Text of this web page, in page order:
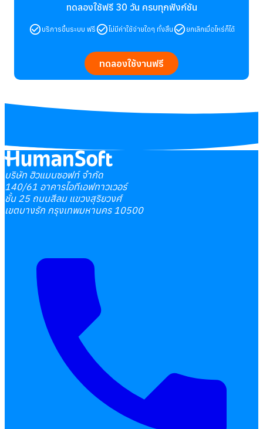
ทดลองใช้ฟรี 30 วัน ครบทุกฟังก์ชัน
บริการขึ้นระบบ ฟรี ไม่มีค่าใช้จ่ายใดๆ ทั้งสิ้น ยกเลิกเมื่อไหร่ก็ได้
ทดลองใช้งานฟรี
บริษัท ฮิวแมนซอฟท์ จำกัด
140/61 อาคารไอทีเอฟทาวเวอร์
ชั้น 25 ถนนสีลม แขวงสุริยวงศ์
เขตบางรัก กรุงเทพมหานคร 10500